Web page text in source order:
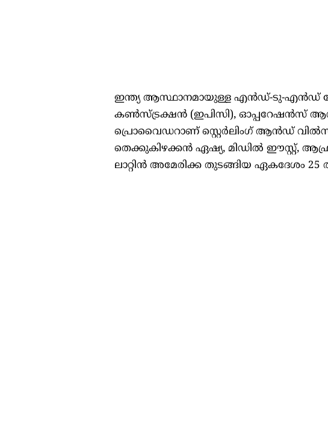
ഇന്ത്യ ആസ്ഥാനമായുള്ള എൻഡ്-ടു-എൻഡ്
കൺസ്ട്രക്ഷൻ (ഇപിസി), ഓപ്പറേഷൻസ്
പ്രൊവൈഡറാണ് സ്റ്റെർലിംഗ് ആൻഡ്
തെക്കുകിഴക്കൻ ഏഷ്യ, മിഡിൽ ഈസ്റ്റ്,
ലാറ്റിൻ അമേരിക്ക തുടങ്ങിയ ഏകദേശം 25